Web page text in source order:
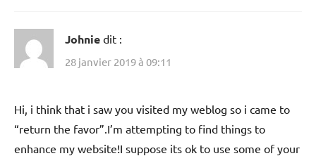
Johnie dit :
28 janvier 2019 à 09:11
Hi, i think that i saw you visited my weblog so i came to
“return the favor”.I’m attempting to find things to
enhance my website!I suppose its ok to use some of your